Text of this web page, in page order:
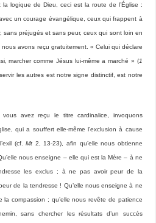
logique de Dieu, ceci est la route de l’Église :
un courage évangélique, ceux qui frappent à
sans préjugés et sans peur, ceux qui sont loin en
avons reçu gratuitement. « Celui qui déclare
marcher comme Jésus lui-même a marché » (1
les autres est notre signe distinctif, est notre
avez reçu le titre cardinalice, invoquons
qui a souffert elle-même l’exclusion à cause
(cf.Mt 2, 13-23), afin qu’elle nous obtienne
nous enseigne – elle qui est la Mère – à ne
les exclus ; à ne pas avoir peur de la
de la tendresse ! Qu’elle nous enseigne à ne
compassion ; qu’elle nous revête de patience
sans chercher les résultats d’un succès